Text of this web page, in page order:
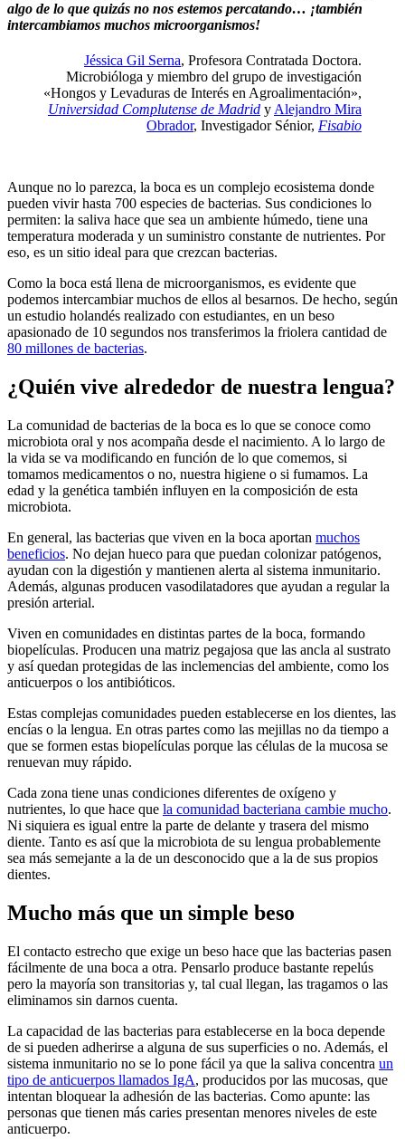
algo de lo que quizás no nos estemos percatando… ¡también
intercambiamos muchos microorganismos!
Jéssica Gil Serna, Profesora Contratada Doctora.
Microbióloga y miembro del grupo de investigación
«Hongos y Levaduras de Interés en Agroalimentación»,
Universidad Complutense de Madrid y Alejandro Mira
Obrador, Investigador Sénior, Fisabio
Aunque no lo parezca, la boca es un complejo ecosistema donde
pueden vivir hasta 700 especies de bacterias. Sus condiciones lo
permiten: la saliva hace que sea un ambiente húmedo, tiene una
temperatura moderada y un suministro constante de nutrientes. Por
eso, es un sitio ideal para que crezcan bacterias.
Como la boca está llena de microorganismos, es evidente que
podemos intercambiar muchos de ellos al besarnos. De hecho, según
un estudio holandés realizado con estudiantes, en un beso
apasionado de 10 segundos nos transferimos la friolera cantidad de
80 millones de bacterias.
¿Quién vive alrededor de nuestra lengua?
La comunidad de bacterias de la boca es lo que se conoce como
microbiota oral y nos acompaña desde el nacimiento. A lo largo de
la vida se va modificando en función de lo que comemos, si
tomamos medicamentos o no, nuestra higiene o si fumamos. La
edad y la genética también influyen en la composición de esta
microbiota.
En general, las bacterias que viven en la boca aportan muchos
beneficios. No dejan hueco para que puedan colonizar patógenos,
ayudan con la digestión y mantienen alerta al sistema inmunitario.
Además, algunas producen vasodilatadores que ayudan a regular la
presión arterial.
Viven en comunidades en distintas partes de la boca, formando
biopelículas. Producen una matriz pegajosa que las ancla al sustrato
y así quedan protegidas de las inclemencias del ambiente, como los
anticuerpos o los antibióticos.
Estas complejas comunidades pueden establecerse en los dientes, las
encías o la lengua. En otras partes como las mejillas no da tiempo a
que se formen estas biopelículas porque las células de la mucosa se
renuevan muy rápido.
Cada zona tiene unas condiciones diferentes de oxígeno y
nutrientes, lo que hace que la comunidad bacteriana cambie mucho.
Ni siquiera es igual entre la parte de delante y trasera del mismo
diente. Tanto es así que la microbiota de su lengua probablemente
sea más semejante a la de un desconocido que a la de sus propios
dientes.
Mucho más que un simple beso
El contacto estrecho que exige un beso hace que las bacterias pasen
fácilmente de una boca a otra. Pensarlo produce bastante repelús
pero la mayoría son transitorias y, tal cual llegan, las tragamos o las
eliminamos sin darnos cuenta.
La capacidad de las bacterias para establecerse en la boca depende
de si pueden adherirse a alguna de sus superficies o no. Además, el
sistema inmunitario no se lo pone fácil ya que la saliva concentra un
tipo de anticuerpos llamados IgA, producidos por las mucosas, que
intentan bloquear la adhesión de las bacterias. Como apunte: las
personas que tienen más caries presentan menores niveles de este
anticuerpo.